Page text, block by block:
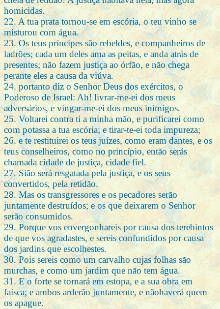
homicidas.
22. A tua prata tornou-se em escória, o teu vinho se
misturou com água.
23. Os teus príncipes são rebeldes, e companheiros de
ladrões; cada um deles ama as peitas, e anda atrás de
presentes; não fazem justiça ao órfão, e não chega
perante eles a causa da viúva.
24. portanto diz o Senhor Deus dos exércitos, o
Poderoso de Israel: Ah! livrar-me-ei dos meus
adversários, e vingar-me-ei dos meus inimigos.
25. Voltarei contra ti a minha mão, e purificarei como
com potassa a tua escória; e tirar-te-ei toda impureza;
26. e te restituirei os teus juízes, como eram dantes, e os
teus conselheiros, como no princípio, então serás
chamada cidade de justiça, cidade fiel.
27. Sião será resgatada pela justiça, e os seus
convertidos, pela retidão.
28. Mas os transgressores e os pecadores serão
juntamente destruídos; e os que deixarem o Senhor
serão consumidos.
29. Porque vos envergonhareis por causa dos terebintos
de que vos agradastes, e sereis confundidos por causa
dos jardins que escolhestes.
30. Pois sereis como um carvalho cujas folhas são
murchas, e como um jardim que não tem água.
31. E o forte se tornará em estopa, e a sua obra em
faísca; e ambos arderão juntamente, e nãohaverá quem
os apague.